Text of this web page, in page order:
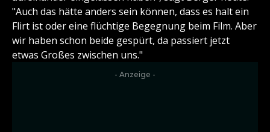
"Auch das hätte anders sein können, dass es halt ein
Flirt ist oder eine flüchtige Begegnung beim Film. Aber
wir haben schon beide gespürt, da passiert jetzt
etwas Großes zwischen uns."
- Anzeige -